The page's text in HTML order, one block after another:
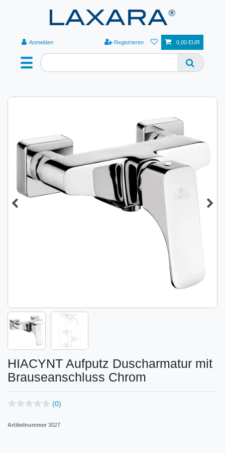
☰
Anmelden Registrieren 0,00 EUR
HIACYNT Aufputz Duscharmatur mit
Brauseanschluss Chrom
(0)
Artikelnummer 3027